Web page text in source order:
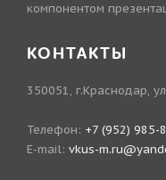
компонентом
КОНТАКТЫ
350051, г.Краснодар,
Телефон: +7 (952) 985-
E-mail: vkus-